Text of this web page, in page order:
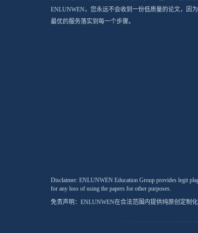
ENLUNWEN，您永远不会收到一份低质量的论文，因
最优的服务落实到每一个步骤。
Disclaimer: ENLUNWEN Education Group provides legit
for any loss of using the papers for other purposes.
免责声明：ENLUNWEN在合法范围内提供纯原创定制